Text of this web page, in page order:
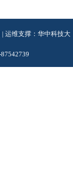
运维支撑：华中科技大